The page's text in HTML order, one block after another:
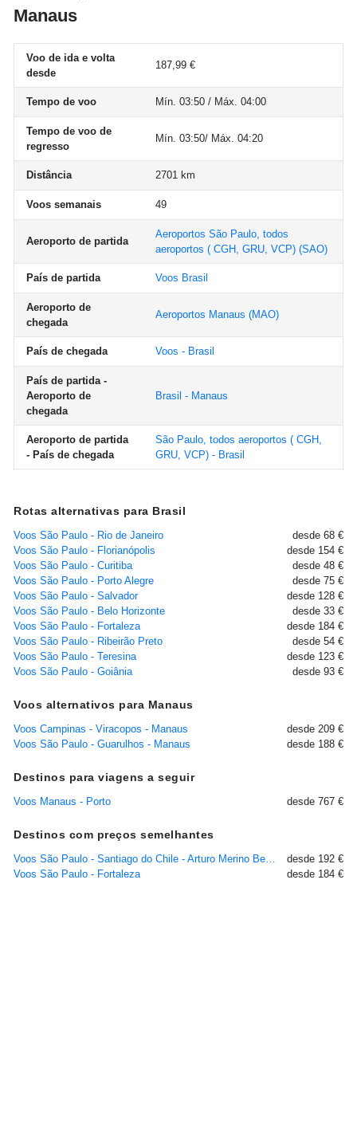
Manaus
Voo de ida e volta
desde
187,99 €
Tempo de voo Mín. 03:50 / Máx. 04:00
Tempo de voo de
regresso
Mín. 03:50/ Máx. 04:20
Distância 2701 km
Voos semanais 49
Aeroporto de partida
Aeroportos São Paulo, todos
aeroportos ( CGH, GRU, VCP) (SAO)
País de partida Voos Brasil
Aeroporto de
chegada
Aeroportos Manaus (MAO)
País de chegada Voos - Brasil
País de partida -
Aeroporto de
chegada
Brasil - Manaus
Aeroporto de partida
- País de chegada
São Paulo, todos aeroportos ( CGH,
GRU, VCP) - Brasil
Rotas alternativas para Brasil
Voos São Paulo - Rio de Janeiro
desde 68 €
Voos São Paulo - Florianópolis
desde 154 €
Voos São Paulo - Curitiba
desde 48 €
Voos São Paulo - Porto Alegre
desde 75 €
Voos São Paulo - Salvador
desde 128 €
Voos São Paulo - Belo Horizonte
desde 33 €
Voos São Paulo - Fortaleza
desde 184 €
Voos São Paulo - Ribeirão Preto
desde 54 €
Voos São Paulo - Teresina
desde 123 €
Voos São Paulo - Goiânia
desde 93 €
Voos alternativos para Manaus
Voos Campinas - Viracopos - Manaus
desde 209 €
Voos São Paulo - Guarulhos - Manaus
desde 188 €
Destinos para viagens a seguir
Voos Manaus - Porto desde 767 €
Destinos com preços semelhantes
Voos São Paulo - Santiago do Chile - Arturo Merino Benitez - Pudahuel
desde 192 €
Voos São Paulo - Fortaleza
desde 184 €